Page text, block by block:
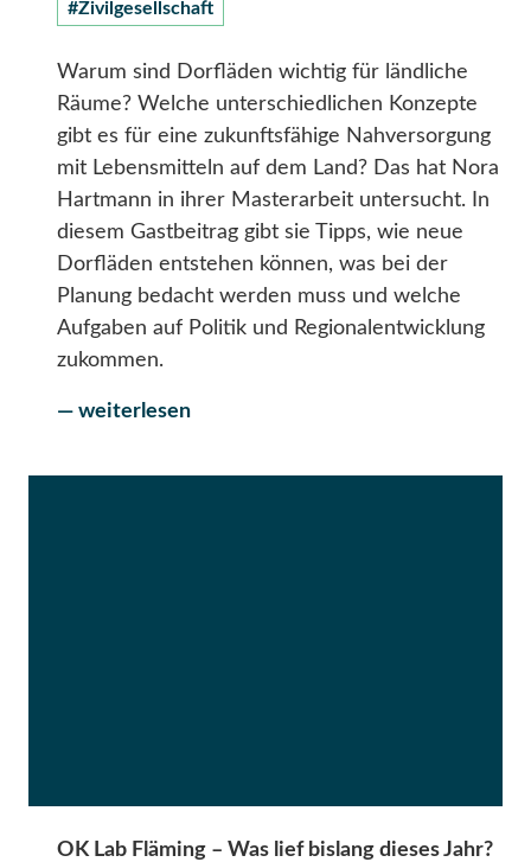
#Zivilgesellschaft
Warum sind Dorfläden wichtig für ländliche
Räume? Welche unterschiedlichen Konzepte
gibt es für eine zukunftsfähige Nahversorgung
mit Lebensmitteln auf dem Land? Das hat Nora
Hartmann in ihrer Masterarbeit untersucht. In
diesem Gastbeitrag gibt sie Tipps, wie neue
Dorfläden entstehen können, was bei der
Planung bedacht werden muss und welche
Aufgaben auf Politik und Regionalentwicklung
zukommen.
— weiterlesen
OK Lab Fläming – Was lief bislang dieses Jahr?